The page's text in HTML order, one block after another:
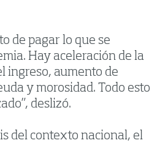
de pagar lo que se
Hay aceleración de la
ingreso, aumento de
y morosidad. Todo esto
deslizó.
del contexto nacional, el